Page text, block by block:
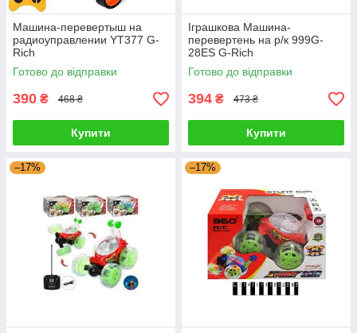
Машина-перевертыш на
радиоуправлении YT377 G-
Rich
Готово до відправки
390 ₴ 468 ₴
Купити
Іграшкова Машина-
перевертень на р/к 999G-
28ES G-Rich
Готово до відправки
394 ₴ 473 ₴
Купити
–17% –17%